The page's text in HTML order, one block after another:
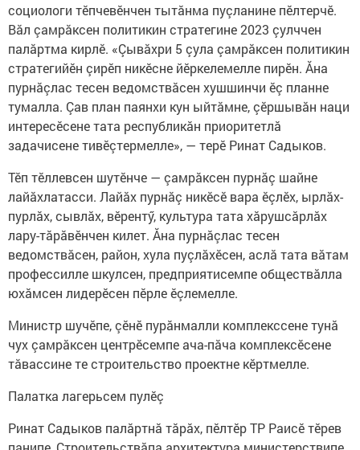
социологи тӗпчевӗнчен тытăнма пуçланине пӗлтерчӗ.
Вăл çамрăксен политикин стратегине 2023 çулччен
палăртма кирлӗ. «Çывăхри 5 çула çамрăксен политикин
стратегийӗн çирӗп никӗсне йӗркелемелле пирӗн. Ăна
пурнăçлас тесен ведомствăсен хушшинчи ӗç планне
тумалла. Çав план паянхи кун ыйтăмне, çӗршывăн наци
интересӗсене тата республикăн приоритетлă
задачисене тивӗçтермелле», — терӗ Ринат Садыков.
Тӗп тӗллевсен шутӗнче — çамрăксен пурнăç шайне
лайăхлатасси. Лайăх пурнăç никӗсӗ вара ӗçлӗх, ырлăх-
пурлăх, сывлăх, вӗрентӳ, культура тата хăрушсăрлăх
лару-тăрăвӗнчен килет. Ăна пурнăçлас тесен
ведомствăсен, район, хула пуçлăхӗсен, аслă тата вăтам
профессилле шкулсен, предприятисемпе обществăлла
юхăмсен лидерӗсен пӗрле ӗçлемелле.
Министр шучӗпе, çӗнӗ пурăнмалли комплекссене тунă
чух çамрăксен центрӗсемпе ача-пăча комплексӗсене
тăвассине те строительство проектне кӗртмелле.
Палатка лагерьсем пулӗç
Ринат Садыков палăртнă тăрăх, пӗлтӗр ТР Раисӗ тӗрев